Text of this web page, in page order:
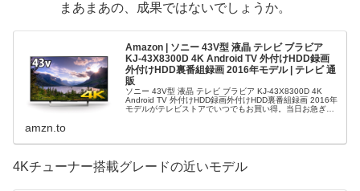
まあまあの、成果ではないでしょうか。
Amazon | ソニー 43V型 液晶 テレビ ブラビア
KJ-43X8300D 4K Android TV 外付けHDD録画
外付けHDD裏番組録画 2016年モデル | テレビ 通
販
ソニー 43V型 液晶 テレビ ブラビア KJ-43X8300D 4K
Android TV 外付けHDD録画外付けHDD裏番組録画 2016年
モデルがテレビストアでいつでもお買い得。当日お急ぎ便
amzn.to
4Kチューナー搭載グレードの近いモデル